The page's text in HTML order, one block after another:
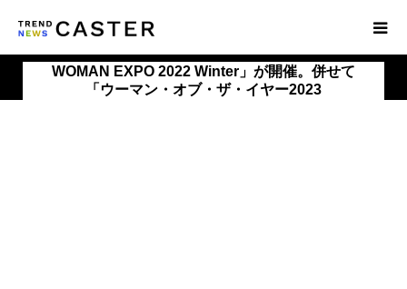
WOMAN EXPO 2022 Winter」が開催。併せて
「ウーマン・オブ・ザ・イヤー2023